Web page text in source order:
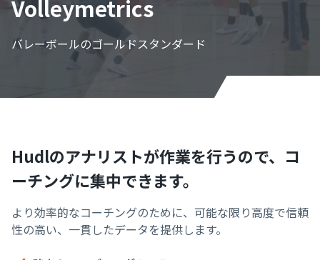
Volleymetrics
バレーボールのゴールドスタンダード
Hudlのアナリストが作業を行うので、コ
ーチングに集中できます。
より効率的なコーチングのために、可能な限り高度で信頼
性の高い、一貫したデータを提供します。